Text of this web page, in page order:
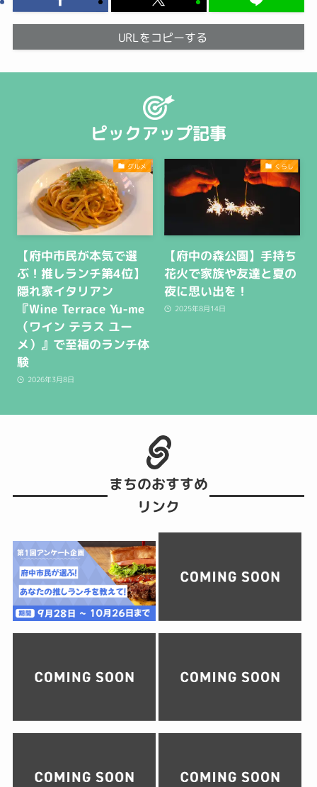
URLをコピーする
ピックアップ記事
グルメ
【府中市民が本気で選
ぶ！推しランチ第4位】
隠れ家イタリアン
『Wine Terrace Yu-me
（ワイン テラス ユー
メ）』で至福のランチ体
験
2026年3月8日
くらし
【府中の森公園】手持ち
花火で家族や友達と夏の
夜に思い出を！
2025年8月14日
まちのおすすめ
リンク